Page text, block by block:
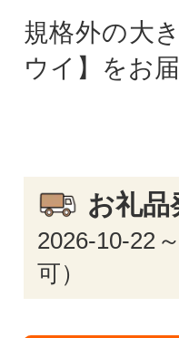
規格外の大
ウイ】をお
お礼品
2026-10-22
可）